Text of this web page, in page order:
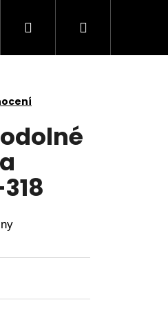
kalhotky a plavky
PřihlášeníNákupní